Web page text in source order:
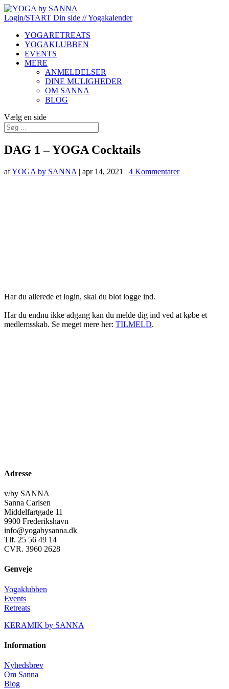
Login/START Din side // Yogakalender
YOGARETREATS
YOGAKLUBBEN
EVENTS
MERE
ANMELDELSER
DINE MULIGHEDER
OM SANNA
BLOG
Vælg en side
DAG 1 – YOGA Cocktails
afYOGA by SANNA | apr 14, 2021 | 4 Kommentarer
Har du allerede et login, skal du blot logge ind.
Har du endnu ikke adgang kan du melde dig ind ved at købe et
medlemsskab. Se meget mere her: TILMELD.
Adresse
v/by SANNA
Sanna Carlsen
Middelfartgade 11
9900 Frederikshavn
info@yogabysanna.dk
Tlf. 25 56 49 14
CVR. 3960 2628
Genveje
Yogaklubben
Events
Retreats
KERAMIK by SANNA
Information
Nyhedsbrev
Om Sanna
Blog